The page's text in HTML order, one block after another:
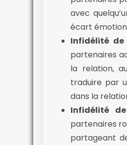
avec
écart
Infidélité
partenaires
la relation,
traduire par
dans la
Infidélité
partenaires
partageant